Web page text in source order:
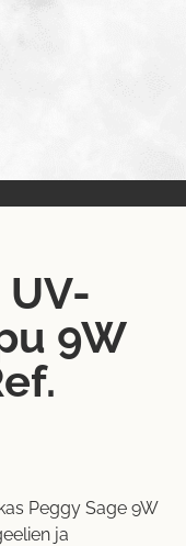
UV-
9W
Peggy Sage 9W
ja